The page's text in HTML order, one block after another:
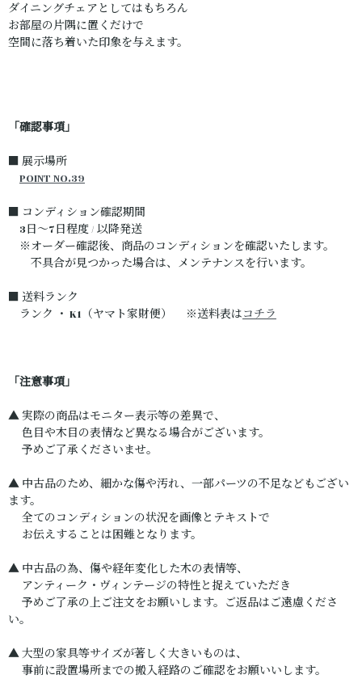
ダイニングチェアとしてはもちろん
お部屋の片隅に置くだけで
空間に落ち着いた印象を与えます。
「確認事項」
■ 展示場所
POINT NO.39
■ コンディション確認期間
3日～7日程度 / 以降発送
※オーダー確認後、商品のコンディションを確認いたします。
不具合が見つかった場合は、メンテナンスを行います。
■ 送料ランク
ランク ・ K1（ヤマト家財便） ※送料表はコチラ
「注意事項」
▲ 実際の商品はモニター表示等の差異で、
色目や木目の表情など異なる場合がございます。
予めご了承くださいませ。
▲ 中古品のため、細かな傷や汚れ、一部パーツの不足などもござい
ます。
全てのコンディションの状況を画像とテキストで
お伝えすることは困難となります。
▲ 中古品の為、傷や経年変化した木の表情等、
アンティーク・ヴィンテージの特性と捉えていただき
予めご了承の上ご注文をお願いします。ご返品はご遠慮くださ
い。
▲ 大型の家具等サイズが著しく大きいものは、
事前に設置場所までの搬入経路のご確認をお願いいします。